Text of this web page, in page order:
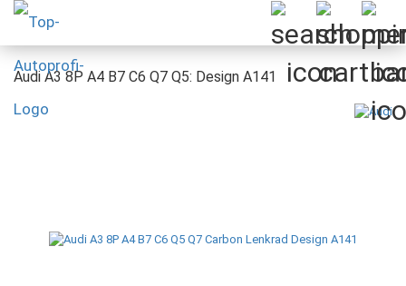
Audi A3 8P A4 B7 C6 Q7 Q5: Design A141